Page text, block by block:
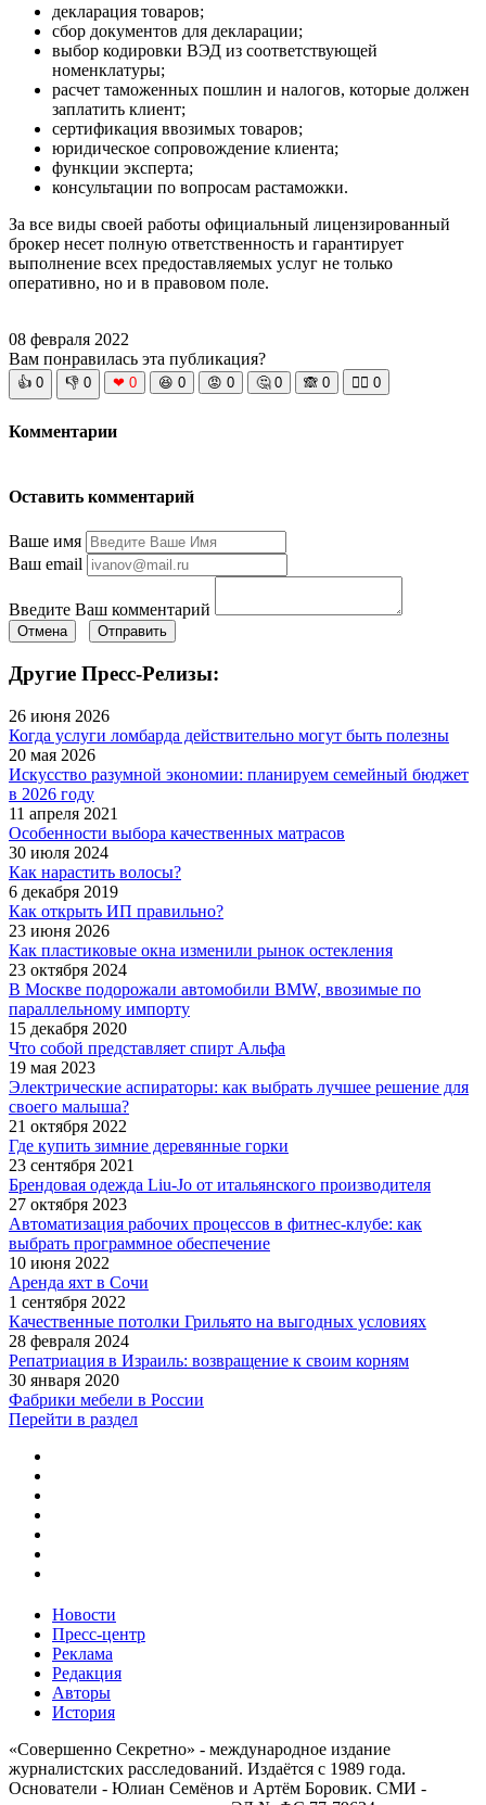
декларация товаров;
сбор документов для декларации;
выбор кодировки ВЭД из соответствующей
номенклатуры;
расчет таможенных пошлин и налогов, которые должен
заплатить клиент;
сертификация ввозимых товаров;
юридическое сопровождение клиента;
функции эксперта;
консультации по вопросам растаможки.
За все виды своей работы официальный лицензированный
брокер несет полную ответственность и гарантирует
выполнение всех предоставляемых услуг не только
оперативно, но и в правовом поле.
08 февраля 2022
Вам понравилась эта публикация?
👍 0 👎 0 ❤ 0 😆 0 😡 0 🤔 0 🙈 0 🧘‍♀️ 0
Комментарии
Оставить комментарий
Ваше имя
Ваш email
Введите Ваш комментарий
Отмена Отправить
Другие Пресс-Релизы:
26 июня 2026
Когда услуги ломбарда действительно могут быть полезны
20 мая 2026
Искусство разумной экономии: планируем семейный бюджет
в 2026 году
11 апреля 2021
Особенности выбора качественных матрасов
30 июля 2024
Как нарастить волосы?
6 декабря 2019
Как открыть ИП правильно?
23 июня 2026
Как пластиковые окна изменили рынок остекления
23 октября 2024
В Москве подорожали автомобили BMW, ввозимые по
параллельному импорту
15 декабря 2020
Что собой представляет спирт Альфа
19 мая 2023
Электрические аспираторы: как выбрать лучшее решение для
своего малыша?
21 октября 2022
Где купить зимние деревянные горки
23 сентября 2021
Брендовая одежда Liu-Jo от итальянского производителя
27 октября 2023
Автоматизация рабочих процессов в фитнес-клубе: как
выбрать программное обеспечение
10 июня 2022
Аренда яхт в Сочи
1 сентября 2022
Качественные потолки Грильято на выгодных условиях
28 февраля 2024
Репатриация в Израиль: возвращение к своим корням
30 января 2020
Фабрики мебели в России
Перейти в раздел
Новости
Пресс-центр
Реклама
Редакция
Авторы
История
«Совершенно Секретно» - международное издание
журналистских расследований. Издаётся с 1989 года.
Основатели - Юлиан Семёнов и Артём Боровик. CМИ -